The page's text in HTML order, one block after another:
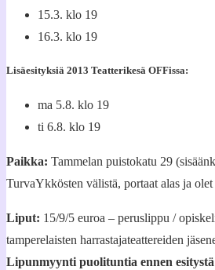
15.3. klo 19
16.3. klo 19
Lisäesityksiä 2013 Teatterikesä OFFissa:
ma 5.8. klo 19
ti 6.8. klo 19
Paikka: Tammelan puistokatu 29
TurvaYkkösten välistä, portaat alas ja
Liput: 15/9/5 euroa – peruslippu /
tamperelaisten harrastajateattereiden
Lipunmyynti puolituntia ennen